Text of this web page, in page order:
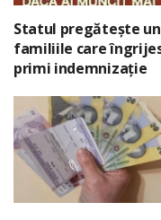
Statul pregătește
familiile care
primi indemnizație